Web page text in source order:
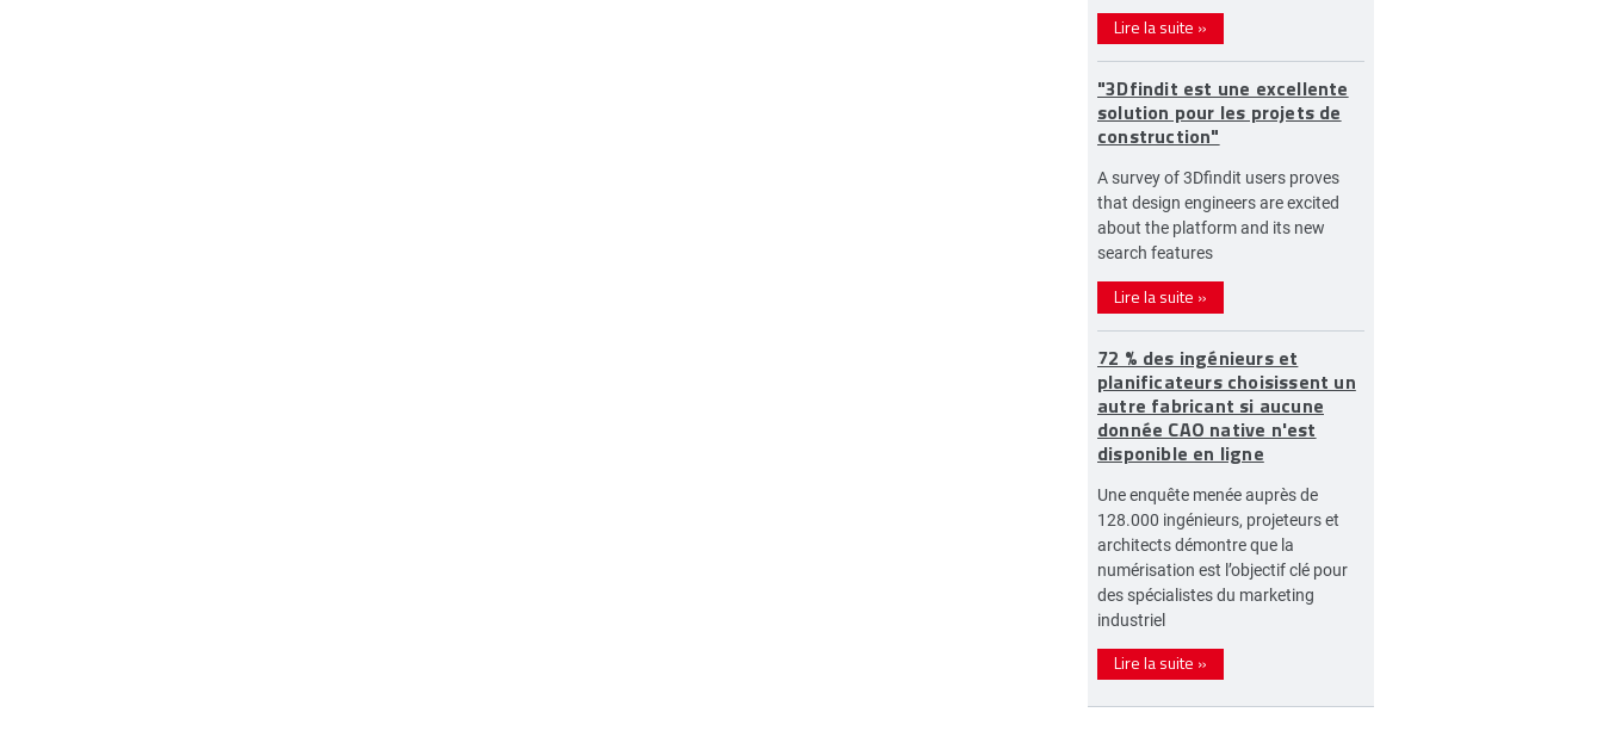
Lire la suite »
"3Dfindit est une excellente
solution pour les projets de
construction"
A survey of 3Dfindit users proves
that design engineers are excited
about the platform and its new
search features
Lire la suite »
72 % des ingénieurs et
planificateurs choisissent un
autre fabricant si aucune
donnée CAO native n'est
disponible en ligne
Une enquête menée auprès de
128.000 ingénieurs, projeteurs et
architects démontre que la
numérisation est l’objectif clé pour
des spécialistes du marketing
industriel
Lire la suite »